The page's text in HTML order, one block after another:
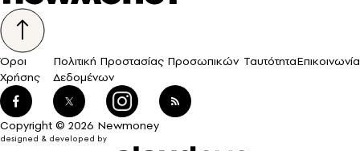
Όροι
Χρήσης
Πολιτική Προστασίας Προσωπικών
Δεδομένων
ΤαυτότηταΕπικοινωνία
Copyright © 2026 Newmoney
designed & developed by